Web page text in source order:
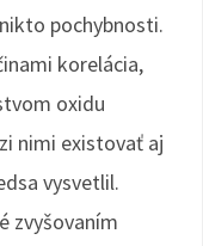
pochybnosti.
korelácia,
oxidu
nimi existovať aj
vysvetlil.
zvyšovaním